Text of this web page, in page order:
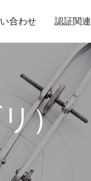
合わせ 認証関連
）